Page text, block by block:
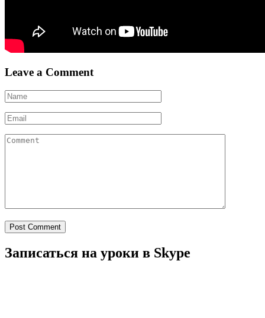
Leave a Comment
Post Comment
Записаться на уроки в Skype